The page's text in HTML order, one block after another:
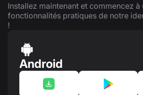
Installez maintenant et commencez à
fonctionnalités pratiques de notre
!
Android